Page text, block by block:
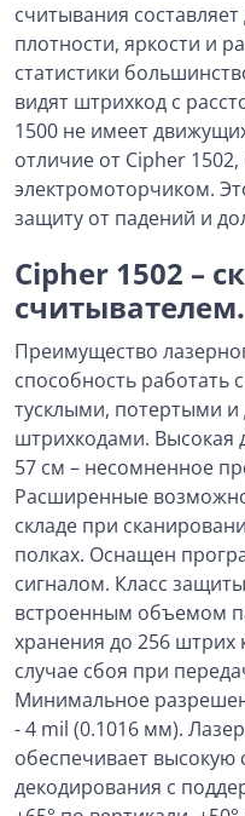
считывания
плотности, яркости и
статистики
видят штрихкод с
1500 не имеет
отличие от Cipher
электромоторчиком.
защиту от падений и
Cipher 1502 –
считывателем.
Преимущество
способность работать
тусклыми, потертыми
штрихкодами. Высокая
57 см – несомненное
Расширенные
складе при
полках. Оснащен
сигналом. Класс
встроенным объемом
хранения до 256 штрих
случае сбоя при
Минимальное
- 4 mil (0.1016 мм).
обеспечивает высокую
декодирования с